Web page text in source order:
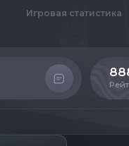
Игровая статистика